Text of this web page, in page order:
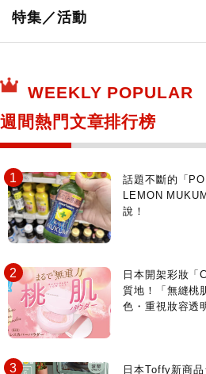
日常用藥
所有
特集／活動
東京百貨店～TOKYO Depart～
WEEKLY POPULAR
週間熱門文章排行榜
話題不斷的「
LEMON
說！
日本開架彩妝「
質地！「無縫桃
色・重視妝容透
日本Toffy新商